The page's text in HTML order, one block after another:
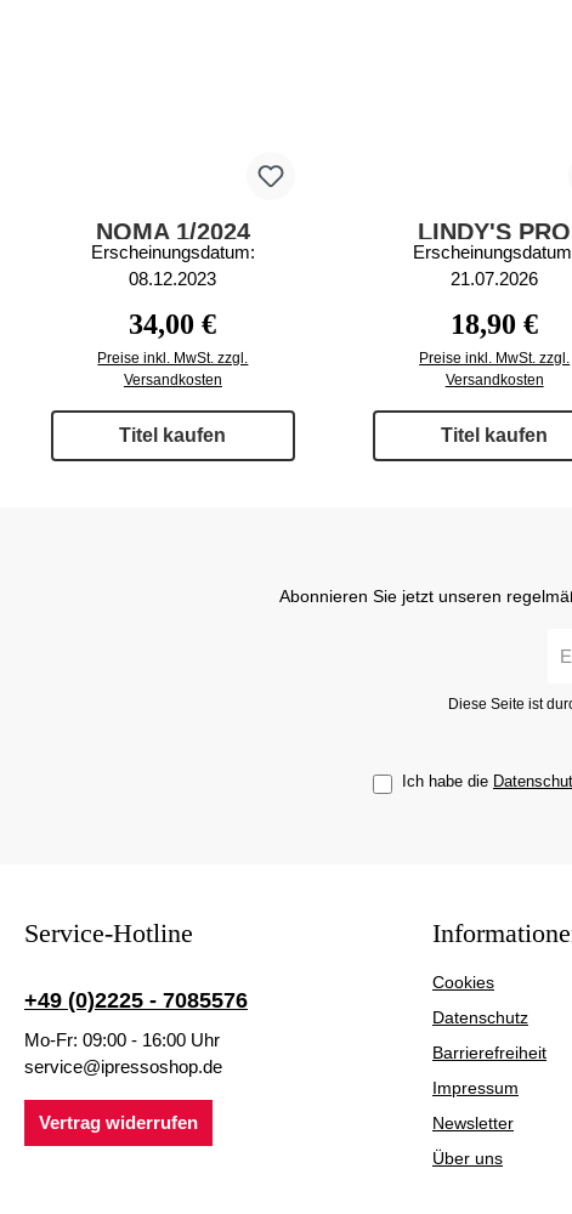
NOMA 1/2024
Erscheinungsdatum:
08.12.2023
Regulärer Preis:
34,00 €
Preise inkl. MwSt. zzgl.
Versandkosten
Titel kaufen
LINDY'S PRO
FOOTBALL 61/
21.07.2026
Regulärer
18,90 €
Preise inkl. MwSt. zzgl.
Versandkosten
Titel kaufen
Abonnieren Sie jetzt unseren
Diese Seite ist
Ich habe die
Service-Hotline
+49 (0)2225 - 7085576
Mo-Fr: 09:00 - 16:00 Uhr
service@ipressoshop.de
Vertrag widerrufen
Cookies
Datenschutz
Barrierefreiheit
Impressum
Newsletter
Über uns